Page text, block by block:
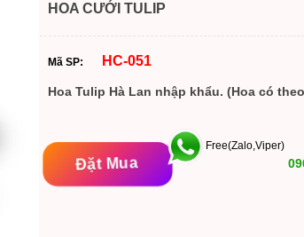
HOA CƯỚI TULIP
Mã SP: HC-051
Hoa Tulip Hà Lan nhập khẩu. (Hoa có
Đặt Mua
Free(Zalo,Viper)